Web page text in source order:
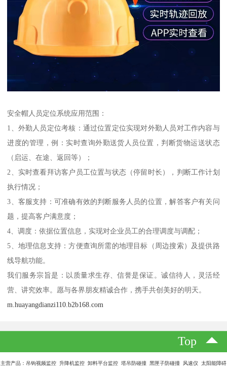
安全帽人员定位系统应用范围：
1、外勤人员定位考核：通过位置定位实现对外勤人员对工作内容与
进度的管理，例：实时查询外勤送货人员位置，判断货物运送状态
（启运、在途、返回等）；
2、实时查看拜访客户员工位置与状态（停留时长），判断工作计划
执行情况；
3、客服支持：可准确有效的判断服务人员的位置，解答客户有关问
题，提高客户满意度；
4、调度：依据位置信息，实现对企业员工的合理调度与调配；
5、地理信息支持：方便查询所需的地理目标（周边搜索）及提供路
线导航功能。
我们服务宗旨是：以质量求生存、信誉是保证。诚信待人，灵活经
营、讲究效率。愿与各界朋友精诚合作，携手共创美好的明天。
m.huayangdianzi110.b2b168.com
Top
主营产品：吊钩视频监控 升降机监控 卸料平台监控 塔吊防碰撞 黑匣子防碰撞 风速仪 太阳能障碍